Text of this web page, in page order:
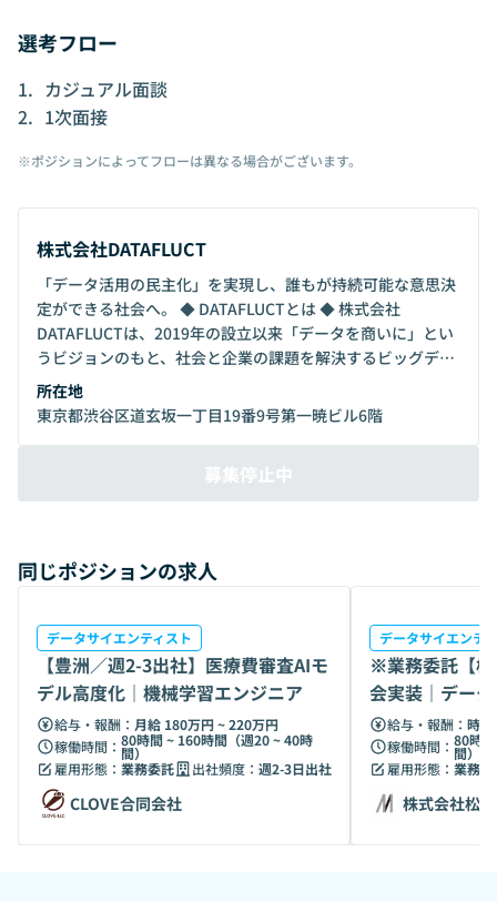
選考フロー
カジュアル面談
1次面接
※ポジションによってフローは異なる場合がございます。
株式会社DATAFLUCT
「データ活用の民主化」を実現し、誰もが持続可能な意思決
定ができる社会へ。 ◆ DATAFLUCTとは ◆ 株式会社
DATAFLUCTは、2019年の設立以来「データを商いに」とい
うビジョンのもと、社会と企業の課題を解決するビッグデー
タ分析サービスを開発し続けるデータサイエンス・スタート
アップスタジオです。データを有効活用し、環境・社会・企
業にとって持続可能な意思決定ができる世界の実現を目指し
装 ◆ データと社会を繋げ、100年後も見据えた持続可能な社
会を実現する「サステナブルアルゴリズムの社会実装」をミ
ズム（最適解にたどり着く方法）です。100年後も続く社会
志向と長期思考でプロダクトを開発しています。企業が持続
可能な意思決定を行い、新たな事業価値を生み出し続けるた
めには、データ活用によって自社のリスクや可能性を把握す
ることが重要だと考えています。高度なデータ活用技術を簡
単に使えるようにし、多くの人にその恩恵をもたらすことを
目指しています。 ◆ Vision：データを商いに ◆ DATAFLUCT
は「サステナブルアルゴリズムの社会実装」というミッショ
ンを実現するために、「データを商いに」をビジョンに掲げ
ています。技術面やコスト面のハードルの高さから、全ての
企業や組織がデータ活用にアクセスできる環境にあるとは言
所在地
東京都渋谷区道玄坂一丁目19番9号第一暁ビル6階
募集停止中
同じポジションの求人
データサイエンティスト
【豊洲／週2-3出社】医療費審査AIモ
デル高度化｜機械学習エンジニア
給与・報酬： 月給 180万円 ~ 220万円
稼働時間： 80時間 ~ 160時間（週20 ~ 40時
間）
雇用形態： 業務委託 出社頻度： 週2-3日出社
CLOVE合同会社
データサイエンテ
※業務委託【
会実装｜デー
（DS）募集
給与・報酬： 時
稼働時間： 80時
間）
雇用形態： 業務委
株式会社松